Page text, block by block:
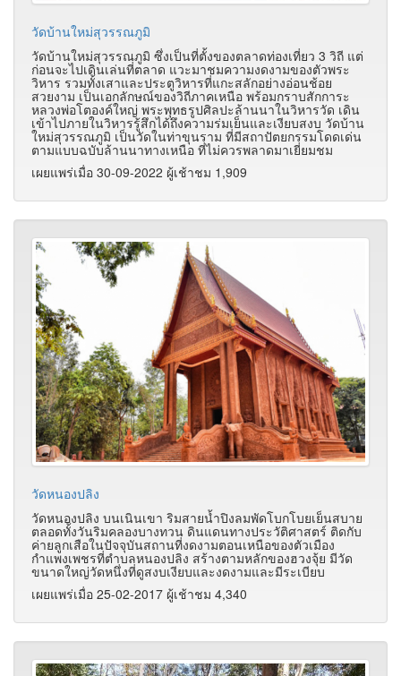
วัดบ้านใหม่สุวรรณภูมิ
วัดบ้านใหม่สุวรรณภูมิ ซึ่งเป็นที่ตั้งของตลาดท่องเที่ยว 3 วิถี แต่
ก่อนจะไปเดินเล่นที่ตลาด แวะมาชมความงดงามของตัวพระ
วิหาร รวมทั้งเสาและประตูวิหารที่แกะสลักอย่างอ่อนช้อย
สวยงาม เป็นเอกลักษณ์ของวิถีภาคเหนือ พร้อมกราบสักการะ
หลวงพ่อโตองค์ใหญ่ พระพุทธรูปศิลปะล้านนาในวิหารวัด เดิน
เข้าไปภายในวิหารรู้สึกได้ถึงความร่มเย็นและเงียบสงบ วัดบ้าน
ใหม่สุวรรณภูมิ เป็นวัดในท่าขุนราม ที่มีสถาปัตยกรรมโดดเด่น
ตามแบบฉบับล้านนาทางเหนือ ที่ไม่ควรพลาดมาเยี่ยมชม
เผยแพร่เมื่อ 30-09-2022 ผู้เช้าชม 1,909
วัดหนองปลิง
วัดหนองปลิง บนเนินเขา ริมสายน้ำปิงลมพัดโบกโบยเย็นสบาย
ตลอดทั้งวันริมคลองบางทวน ดินแดนทางประวัติศาสตร์ ติดกับ
ค่ายลูกเสือในปัจจุบันสถานที่งดงามตอนเหนือของตัวเมือง
กำแพงเพชรที่ตำบลหนองปลิง สร้างตามหลักของฮวงจุ้ย มีวัด
ขนาดใหญ่วัดหนึ่งที่ดูสงบเงียบและงดงามและมีระเบียบ
เผยแพร่เมื่อ 25-02-2017 ผู้เช้าชม 4,340